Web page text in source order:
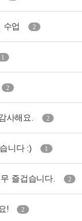
수업 2
1
2
사해요. 2
니다 :) 1
즐겁습니다. 2
! 2